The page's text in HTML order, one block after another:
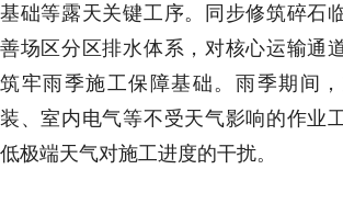
基础等露天关键工序。同步修筑碎石
善场区分区排水体系，对核心运输通
筑牢雨季施工保障基础。雨季期间
装、室内电气等不受天气影响的作业
低极端天气对施工进度的干扰。